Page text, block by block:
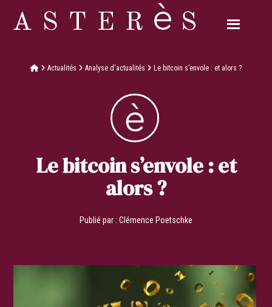
Actualités Analyse d'actualités Le bitcoin s’envole : et alors ?
Le bitcoin s’envole : et
alors ?
Publié par : Clémence Poetschke